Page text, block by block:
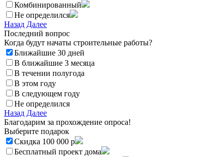
Комбинированный
Не определился
Назад Далее
Последний вопрос
Когда будут начаты строительные работы?
Ближайшие 30 дней
В ближайшие 3 месяца
В течении полугода
В этом году
В следующем году
Не определился
Назад Далее
Благодарим за прохождение опроса!
Выберите подарок
Скидка 100 000 р
Бесплатный проект дома